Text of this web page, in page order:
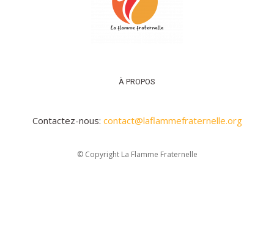
À PROPOS
Contactez-nous: contact@laflammefraternelle.org
© Copyright La Flamme Fraternelle